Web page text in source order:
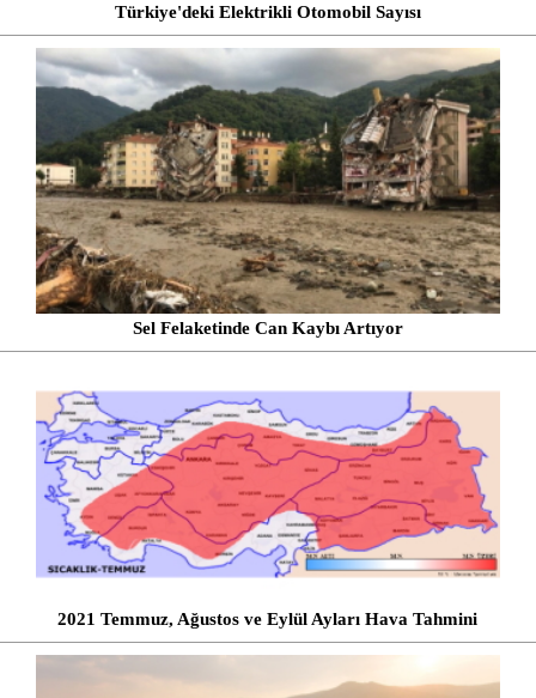
Türkiye'deki Elektrikli Otomobil Sayısı
Sel Felaketinde Can Kaybı Artıyor
2021 Temmuz, Ağustos ve Eylül Ayları Hava Tahmini